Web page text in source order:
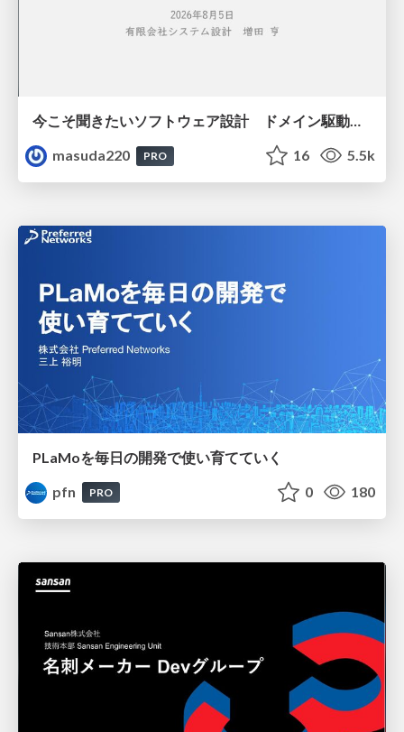
今こそ聞きたいソフトウェア設計 ドメイン駆動設計再入門
masuda220
PRO 16 5.5k
PLaMoを毎日の開発で使い育てていく
pfn
PRO 0 180